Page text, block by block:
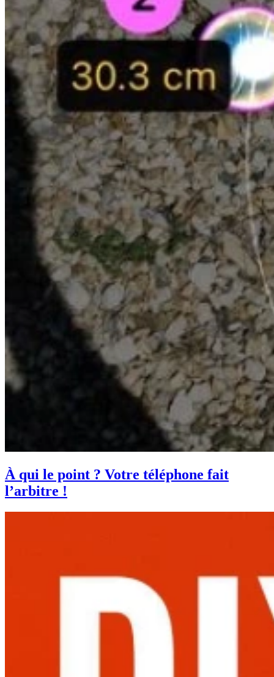
À qui le point ? Votre téléphone fait
l’arbitre !